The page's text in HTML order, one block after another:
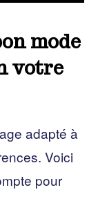
mode
votre
adapté à
Voici
pour